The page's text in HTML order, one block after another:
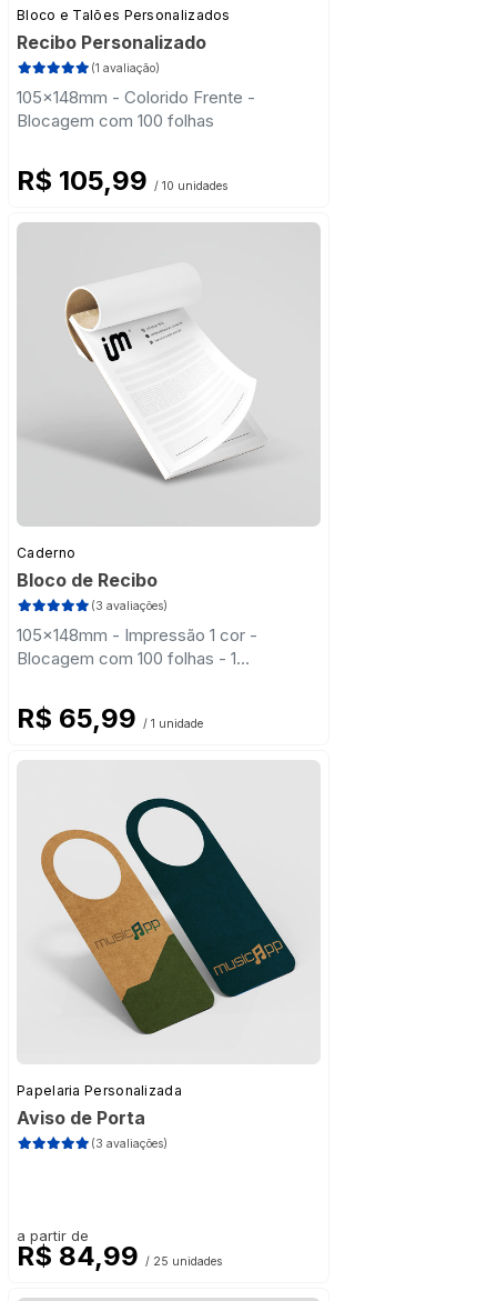
Bloco e Talões Personalizados
Recibo Personalizado
(1 avaliação)
105x148mm - Colorido Frente -
Blocagem com 100 folhas
R$ 105,99 / 10 unidades
Caderno
Bloco de Recibo
(3 avaliações)
105x148mm - Impressão 1 cor -
Blocagem com 100 folhas - 1
R$ 65,99 / 1 unidade
Papelaria Personalizada
Aviso de Porta
(3 avaliações)
a partir de
R$ 84,99 / 25 unidades